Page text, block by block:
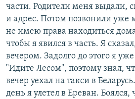
части. Родители меня выдали,
и адрес. Потом позвонили уже
не имею права находиться
чтобы я явился в часть. Я
вечером. Задолго до этого я
"Идите Лесом", поэтому знал,
вечер уехал на такси в
день я улетел в Ереван.